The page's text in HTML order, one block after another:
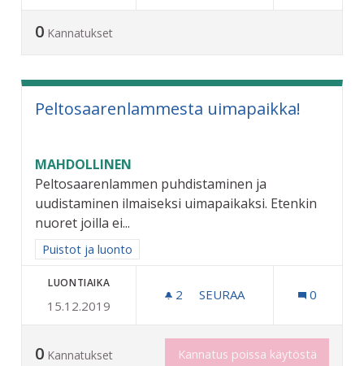
0 Kannatukset
Peltosaarenlammesta uimapaikka!
MAHDOLLINEN
Peltosaarenlammen puhdistaminen ja
uudistaminen ilmaiseksi uimapaikaksi. Etenkin
nuoret joilla ei...
Rajaa tulokset aihepiirin mukaan: Puistot ja luonto
Puistot ja luonto
LUONTIAIKA
15.12.2019
2 2 SEURAAJAA
SEURAA 0
0 Kannatukset Kannatus poissa käytöstä